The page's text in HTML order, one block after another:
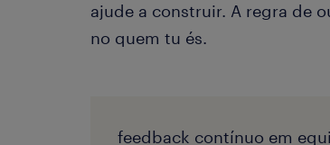
ajude a construir. A regra de
no quem tu és.
feedback contínuo em